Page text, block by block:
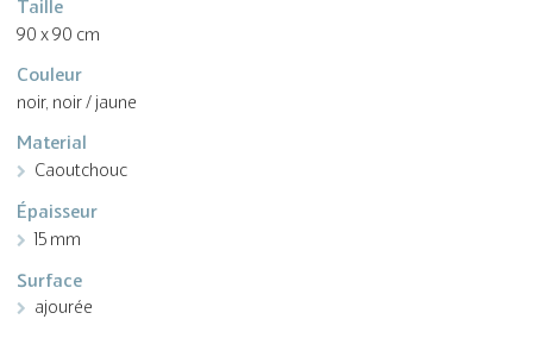
Taille
90 x 90 cm
Couleur
noir, noir / jaune
Material
Caoutchouc
Épaisseur
15 mm
Surface
ajourée